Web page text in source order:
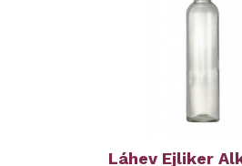
Láhev Ejliker